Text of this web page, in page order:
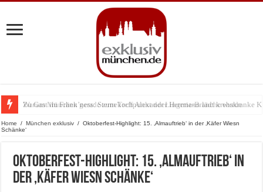
Warum München gerade zum Treffpunkt der Lingerie-Branche wurde
Home / München exklusiv / Oktoberfest-Highlight: 15. ‚Almauftrieb‘ in der ‚Käfer Wiesn
Schänke‘
Oktoberfest-Highlight: 15. ‚Almauftrieb‘ in
der ‚Käfer Wiesn Schänke‘